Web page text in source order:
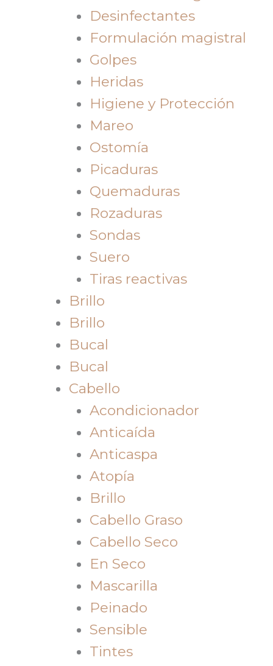
Desinfectantes
Formulación magistral
Golpes
Heridas
Higiene y Protección
Mareo
Ostomía
Picaduras
Quemaduras
Rozaduras
Sondas
Suero
Tiras reactivas
Brillo
Brillo
Bucal
Bucal
Cabello
Acondicionador
Anticaída
Anticaspa
Atopía
Brillo
Cabello Graso
Cabello Seco
En Seco
Mascarilla
Peinado
Sensible
Tintes